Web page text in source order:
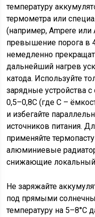
температуру
термометра или
(например, Ampere или
превышение порога в
немедленно
дальнейший нагрев
катода. Используйте
зарядные устройства
0,5–0,8C (где C –
и избегайте
источников питания.
применяйте
алюминиевые
снижающие локальный
Не заряжайте
под прямыми
температуру на